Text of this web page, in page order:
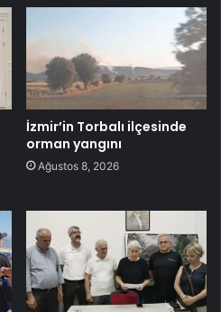
İzmir’in Torbalı ilçesinde
orman yangını
Ağustos 8, 2026